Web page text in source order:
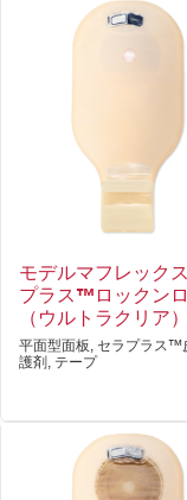
モデルマフレック
プラス™ロックン
（ウルトラクリア）
平面型面板, セラプラス™
護剤, テープ